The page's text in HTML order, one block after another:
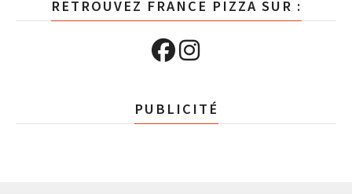
RETROUVEZ FRANCE PIZZA SUR :
PUBLICITÉ